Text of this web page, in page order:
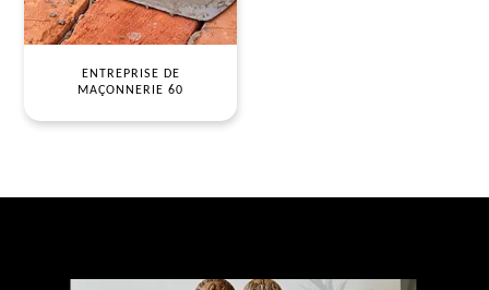
ENTREPRISE DE
MAÇONNERIE 60